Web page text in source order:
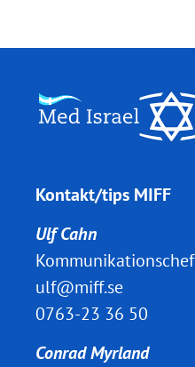
Kontakt/tips MIFF
Ulf Cahn
Kommunikationschef
ulf@miff.se
0763-23 36 50
Conrad Myrland